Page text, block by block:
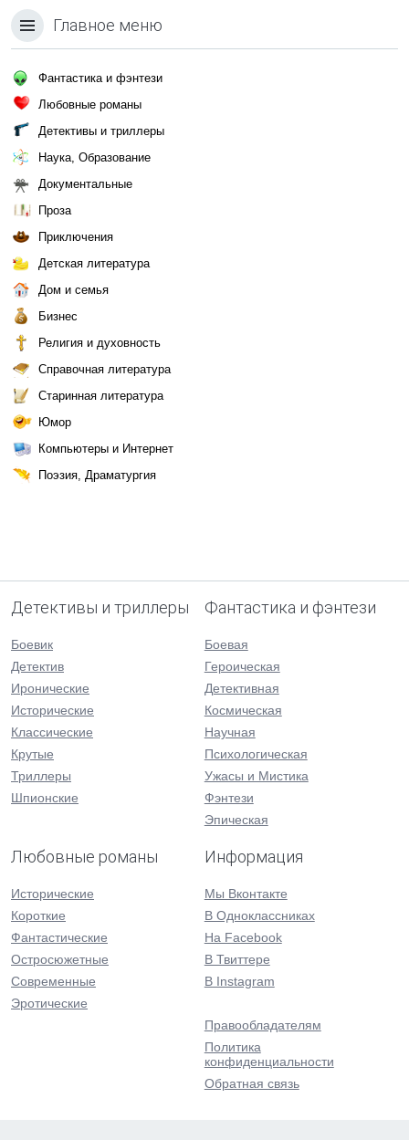
Главное меню
Фантастика и фэнтези
Любовные романы
Детективы и триллеры
Наука, Образование
Документальные
Проза
Приключения
Детская литература
Дом и семья
Бизнес
Религия и духовность
Справочная литература
Старинная литература
Юмор
Компьютеры и Интернет
Поэзия, Драматургия
Детективы и триллеры
Боевик
Детектив
Иронические
Исторические
Классические
Крутые
Триллеры
Шпионские
Фантастика и фэнтези
Боевая
Героическая
Детективная
Космическая
Научная
Психологическая
Ужасы и Мистика
Фэнтези
Эпическая
Любовные романы
Исторические
Короткие
Фантастические
Остросюжетные
Современные
Эротические
Информация
Мы Вконтакте
В Одноклассниках
На Facebook
В Твиттере
В Instagram
Правообладателям
Политика
конфиденциальности
Обратная связь